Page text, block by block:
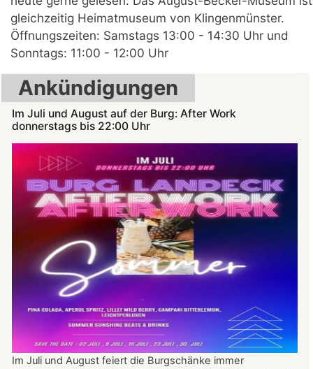
gleichzeitig Heimatmuseum von Klingenmünster.
Öffnungszeiten: Samstags 13:00 - 14:30 Uhr und
Sonntags: 11:00 - 12:00 Uhr
Ankündigungen
Im Juli und August auf der Burg: After Work
donnerstags bis 22:00 Uhr
Im Juli und August feiert die Burgschänke immer